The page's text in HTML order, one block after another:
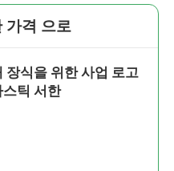
가격 으로
장식을 위한 사업 로고
틱 서한